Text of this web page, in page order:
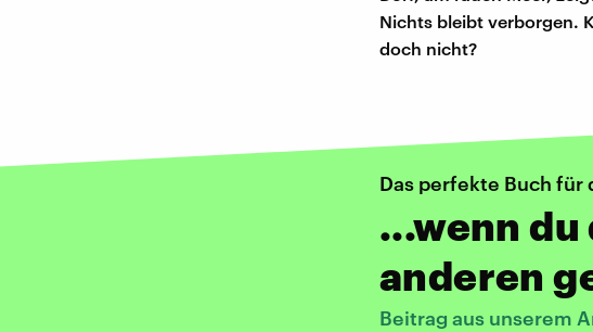
Nichts bleibt verborgen.
doch nicht?
Das perfekte Buch für
...wenn
anderen
Beitrag aus unserem